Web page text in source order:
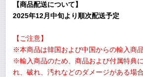
【商品配送について】
2025年12月中旬より順次配送予定
【ご注意】
※本商品は韓国および中国からの輸入商品
※輸入商品のため、商品および付属特典
れ、破れ、汚れなどのダメージがある場